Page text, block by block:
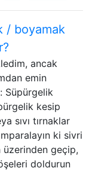
/ boyamak
ancak
emin
Süpürgelik
kesip
sıvı tırnaklar
ki sivri
üzerinden geçip,
doldurun